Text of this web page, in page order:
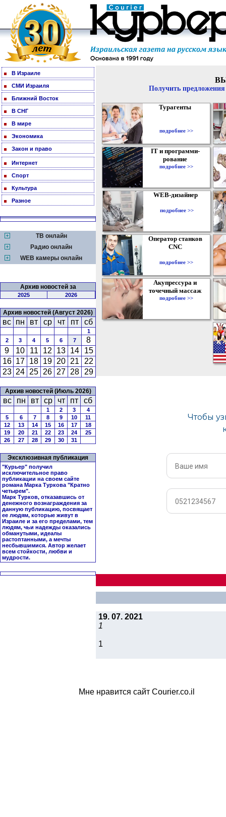
В Израиле
СМИ Израиля
Ближний Восток
В СНГ
В мире
Экономика
Закон и право
Интернет
Спорт
Культура
Разное
ТВ онлайн
Радио онлайн
WEB камеры онлайн
Архив новостей за
2025 2026
Архив новостей (Август 2026)
вс пн вт ср чт пт сб
1
2
3 4 5 6 7
8
9
10 11 12 13 14
15
16 17 18 19 20 21
22
23 24 25 26 27 28 29
Архив новостей (Июль 2026)
вс пн вт ср чт пт сб
1 2 3
4
5
6 7 8 9 10
11
12
13 14 15 16 17
18
19
20 21 22 23 24
25
26
27 28 29 30 31
Эксклюзивная публикация
"Курьер" получил
исключительное право
публикации на своем сайте
романа Марка Туркова "Кратно
четырем".
Марк Турков, отказавшись от
денежного вознаграждения за
данную публикацию, посвящает
ее людям, которые живут в
Израиле и за его пределами, тем
людям, чьи надежды оказались
обманутыми, идеалы
растоптанными, а мечты
несбывшимися. Автор желает
всем стойкости, любви и
мудрости.
Получить
Турагенты
подробнее >>
IT и программи-
рование
подробнее >>
WEB-дизайнер
подробнее >>
Оператор станков
CNC
подробнее >>
Акупрессура и
точечный массаж
подробнее >>
19. 07. 2021
1
1
Мне нравится сайт Courier.co.il